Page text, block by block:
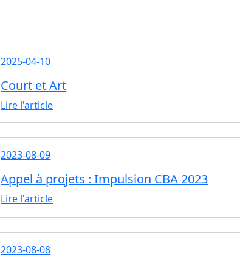
2025-04-10
Court et Art
Lire l'article
2023-08-09
Appel à projets : Impulsion CBA 2023
Lire l'article
2023-08-08